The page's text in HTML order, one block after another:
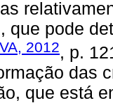
que pode
2012, p.
das
que está